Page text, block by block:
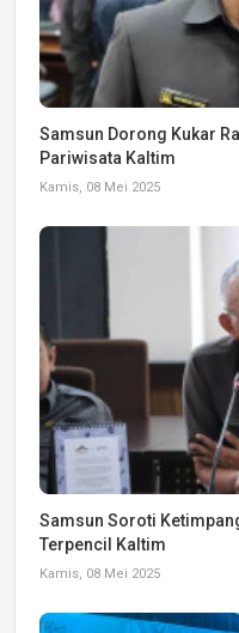
Samsun Dorong Kukar
Pariwisata Kaltim
Kamis, 08 Mei 2025
Samsun Soroti
Terpencil Kaltim
Kamis, 08 Mei 2025